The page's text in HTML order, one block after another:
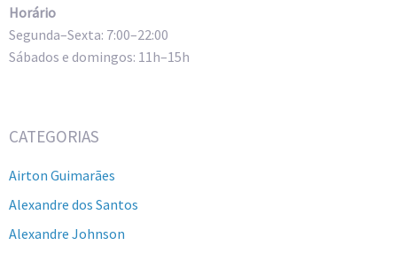
Horário
Segunda–Sexta: 7:00–22:00
Sábados e domingos: 11h–15h
CATEGORIAS
Airton Guimarães
Alexandre dos Santos
Alexandre Johnson